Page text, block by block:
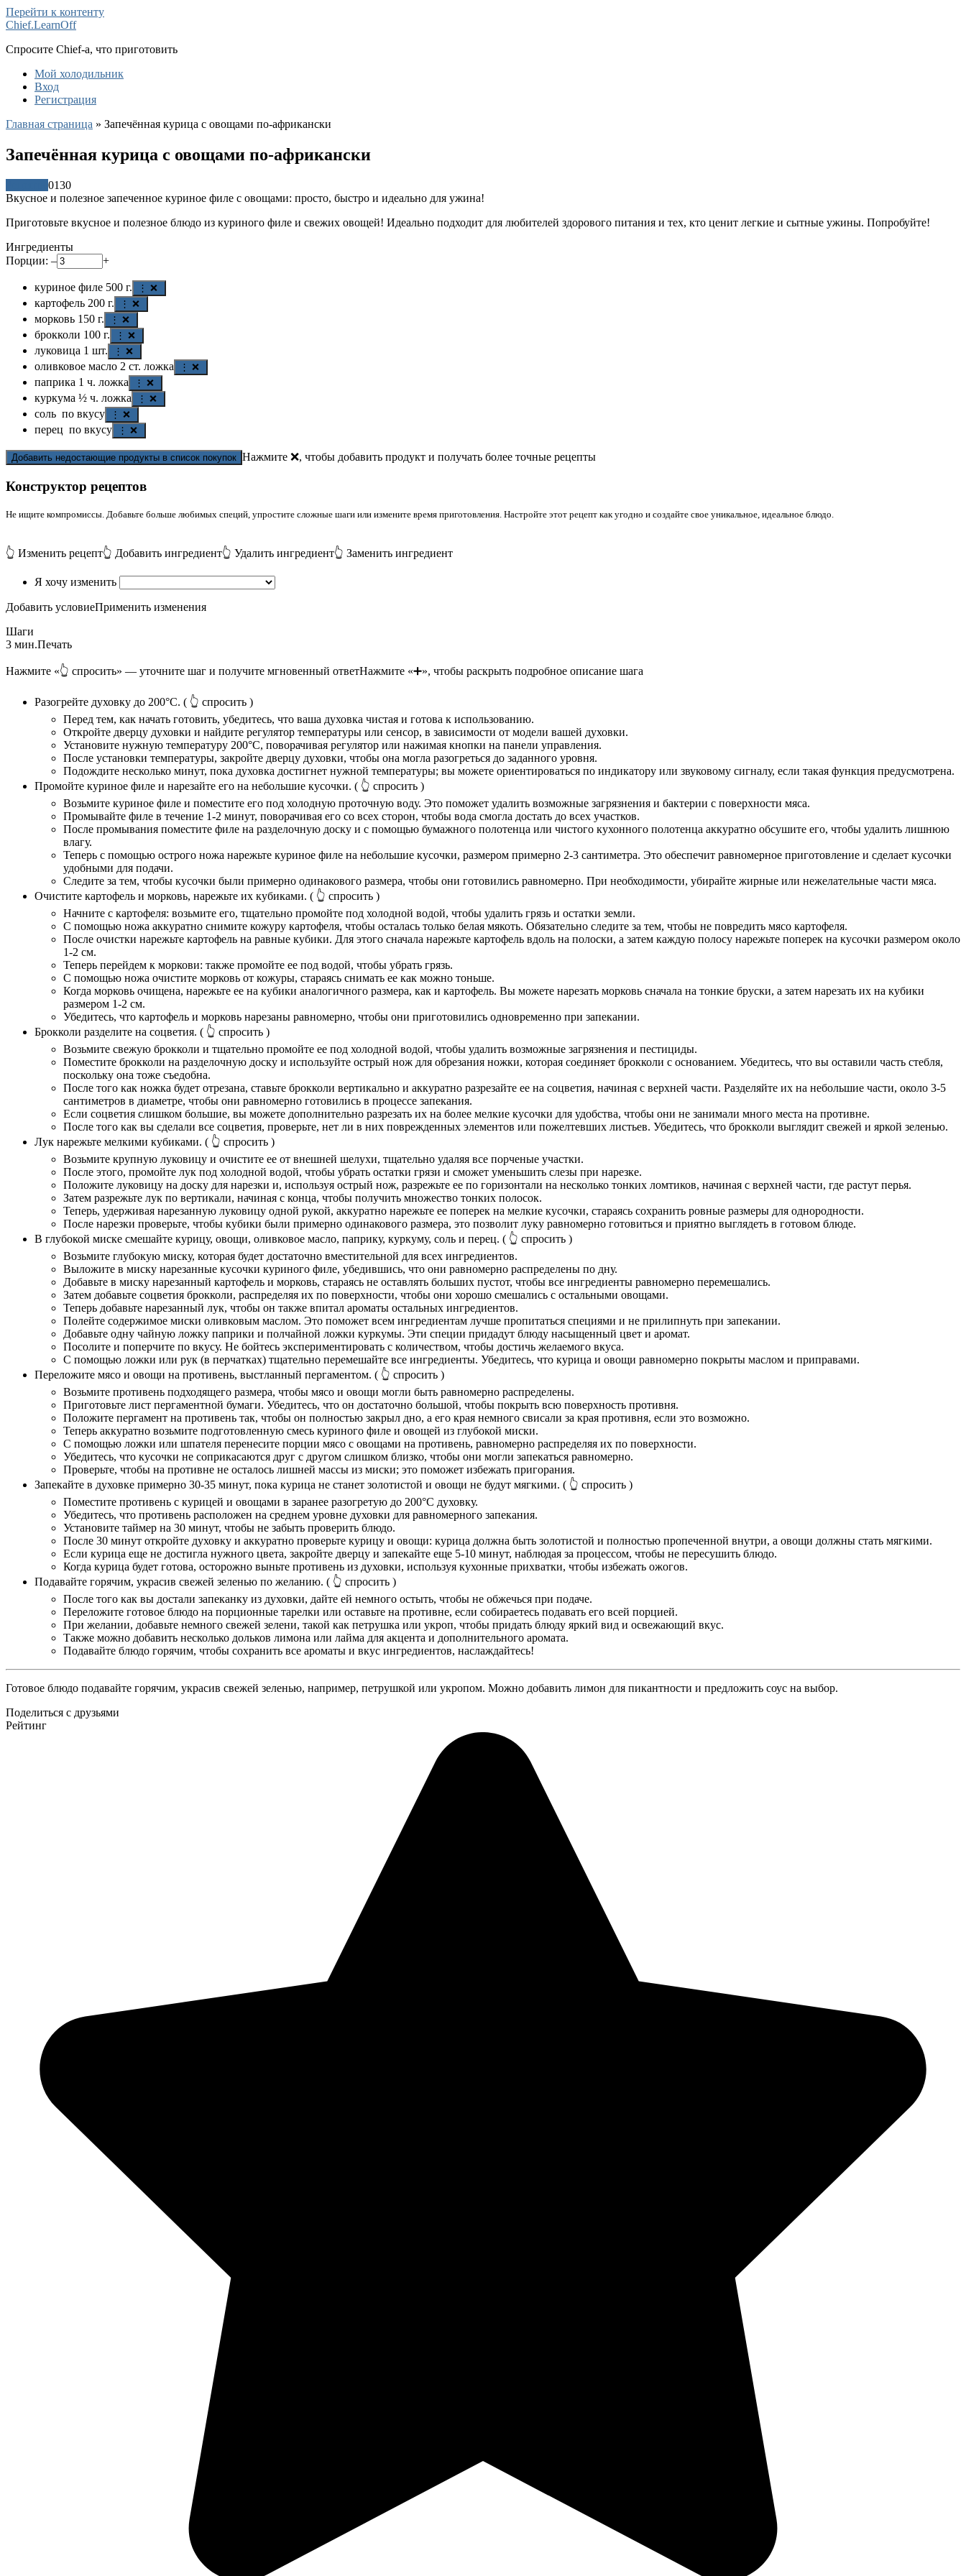
Перейти к контенту
Chief.LearnOff
Спросите Chief-а, что приготовить
Мой холодильник
Вход
Регистрация
Главная страница » Запечённая курица с овощами по-африкански
Запечённая курица с овощами по-африкански
0130
Вкусное и полезное запеченное куриное филе с овощами: просто, быстро и идеально для ужина!
Приготовьте вкусное и полезное блюдо из куриного филе и свежих овощей! Идеально подходит для любителей здорового питания и тех, кто ценит легкие и сытные ужины. Попробуйте!
Ингредиенты
Порции: – +
куриное филе 500 г. ⋮ ❌
картофель 200 г. ⋮ ❌
морковь 150 г. ⋮ ❌
брокколи 100 г. ⋮ ❌
луковица 1 шт. ⋮ ❌
оливковое масло 2 ст. ложка ⋮ ❌
паприка 1 ч. ложка ⋮ ❌
куркума ½ ч. ложка ⋮ ❌
соль по вкусу ⋮ ❌
перец по вкусу ⋮ ❌
Добавить недостающие продукты в список покупок Нажмите ❌, чтобы добавить продукт и получать более точные рецепты
Конструктор рецептов
Не ищите компромиссы. Добавьте больше любимых специй, упростите сложные шаги или измените время приготовления. Настройте этот рецепт как угодно и создайте свое уникальное, идеальное блюдо.
👆 Изменить рецепт👆 Добавить ингредиент👆 Удалить ингредиент👆 Заменить ингредиент
Я хочу изменить
Добавить условиеПрименить изменения
Шаги
3 мин.Печать
Нажмите «👆 спросить» — уточните шаг и получите мгновенный ответНажмите «➕», чтобы раскрыть подробное описание шага
Разогрейте духовку до 200°C. ( 👆 спросить )
Перед тем, как начать готовить, убедитесь, что ваша духовка чистая и готова к использованию.
Откройте дверцу духовки и найдите регулятор температуры или сенсор, в зависимости от модели вашей духовки.
Установите нужную температуру 200°C, поворачивая регулятор или нажимая кнопки на панели управления.
После установки температуры, закройте дверцу духовки, чтобы она могла разогреться до заданного уровня.
Подождите несколько минут, пока духовка достигнет нужной температуры; вы можете ориентироваться по индикатору или звуковому сигналу, если такая функция предусмотрена.
Промойте куриное филе и нарезайте его на небольшие кусочки. ( 👆 спросить )
Возьмите куриное филе и поместите его под холодную проточную воду. Это поможет удалить возможные загрязнения и бактерии с поверхности мяса.
Промывайте филе в течение 1-2 минут, поворачивая его со всех сторон, чтобы вода смогла достать до всех участков.
После промывания поместите филе на разделочную доску и с помощью бумажного полотенца или чистого кухонного полотенца аккуратно обсушите его, чтобы удалить лишнюю
влагу.
Теперь с помощью острого ножа нарежьте куриное филе на небольшие кусочки, размером примерно 2-3 сантиметра. Это обеспечит равномерное приготовление и сделает кусочки
удобными для подачи.
Следите за тем, чтобы кусочки были примерно одинакового размера, чтобы они готовились равномерно. При необходимости, убирайте жирные или нежелательные части мяса.
Очистите картофель и морковь, нарежьте их кубиками. ( 👆 спросить )
Начните с картофеля: возьмите его, тщательно промойте под холодной водой, чтобы удалить грязь и остатки земли.
С помощью ножа аккуратно снимите кожуру картофеля, чтобы осталась только белая мякоть. Обязательно следите за тем, чтобы не повредить мясо картофеля.
После очистки нарежьте картофель на равные кубики. Для этого сначала нарежьте картофель вдоль на полоски, а затем каждую полосу нарежьте поперек на кусочки размером около
1-2 см.
Теперь перейдем к моркови: также промойте ее под водой, чтобы убрать грязь.
С помощью ножа очистите морковь от кожуры, стараясь снимать ее как можно тоньше.
Когда морковь очищена, нарежьте ее на кубики аналогичного размера, как и картофель. Вы можете нарезать морковь сначала на тонкие бруски, а затем нарезать их на кубики
размером 1-2 см.
Убедитесь, что картофель и морковь нарезаны равномерно, чтобы они приготовились одновременно при запекании.
Брокколи разделите на соцветия. ( 👆 спросить )
Возьмите свежую брокколи и тщательно промойте ее под холодной водой, чтобы удалить возможные загрязнения и пестициды.
Поместите брокколи на разделочную доску и используйте острый нож для обрезания ножки, которая соединяет брокколи с основанием. Убедитесь, что вы оставили часть стебля,
поскольку она тоже съедобна.
После того как ножка будет отрезана, ставьте брокколи вертикально и аккуратно разрезайте ее на соцветия, начиная с верхней части. Разделяйте их на небольшие части, около 3-5
сантиметров в диаметре, чтобы они равномерно готовились в процессе запекания.
Если соцветия слишком большие, вы можете дополнительно разрезать их на более мелкие кусочки для удобства, чтобы они не занимали много места на противне.
После того как вы сделали все соцветия, проверьте, нет ли в них поврежденных элементов или пожелтевших листьев. Убедитесь, что брокколи выглядит свежей и яркой зеленью.
Лук нарежьте мелкими кубиками. ( 👆 спросить )
Возьмите крупную луковицу и очистите ее от внешней шелухи, тщательно удаляя все порченые участки.
После этого, промойте лук под холодной водой, чтобы убрать остатки грязи и сможет уменьшить слезы при нарезке.
Положите луковицу на доску для нарезки и, используя острый нож, разрежьте ее по горизонтали на несколько тонких ломтиков, начиная с верхней части, где растут перья.
Затем разрежьте лук по вертикали, начиная с конца, чтобы получить множество тонких полосок.
Теперь, удерживая нарезанную луковицу одной рукой, аккуратно нарежьте ее поперек на мелкие кусочки, стараясь сохранить ровные размеры для однородности.
После нарезки проверьте, чтобы кубики были примерно одинакового размера, это позволит луку равномерно готовиться и приятно выглядеть в готовом блюде.
В глубокой миске смешайте курицу, овощи, оливковое масло, паприку, куркуму, соль и перец. ( 👆 спросить )
Возьмите глубокую миску, которая будет достаточно вместительной для всех ингредиентов.
Выложите в миску нарезанные кусочки куриного филе, убедившись, что они равномерно распределены по дну.
Добавьте в миску нарезанный картофель и морковь, стараясь не оставлять больших пустот, чтобы все ингредиенты равномерно перемешались.
Затем добавьте соцветия брокколи, распределяя их по поверхности, чтобы они хорошо смешались с остальными овощами.
Теперь добавьте нарезанный лук, чтобы он также впитал ароматы остальных ингредиентов.
Полейте содержимое миски оливковым маслом. Это поможет всем ингредиентам лучше пропитаться специями и не прилипнуть при запекании.
Добавьте одну чайную ложку паприки и полчайной ложки куркумы. Эти специи придадут блюду насыщенный цвет и аромат.
Посолите и поперчите по вкусу. Не бойтесь экспериментировать с количеством, чтобы достичь желаемого вкуса.
С помощью ложки или рук (в перчатках) тщательно перемешайте все ингредиенты. Убедитесь, что курица и овощи равномерно покрыты маслом и приправами.
Переложите мясо и овощи на противень, выстланный пергаментом. ( 👆 спросить )
Возьмите противень подходящего размера, чтобы мясо и овощи могли быть равномерно распределены.
Приготовьте лист пергаментной бумаги. Убедитесь, что он достаточно большой, чтобы покрыть всю поверхность противня.
Положите пергамент на противень так, чтобы он полностью закрыл дно, а его края немного свисали за края противня, если это возможно.
Теперь аккуратно возьмите подготовленную смесь куриного филе и овощей из глубокой миски.
С помощью ложки или шпателя перенесите порции мясо с овощами на противень, равномерно распределяя их по поверхности.
Убедитесь, что кусочки не соприкасаются друг с другом слишком близко, чтобы они могли запекаться равномерно.
Проверьте, чтобы на противне не осталось лишней массы из миски; это поможет избежать пригорания.
Запекайте в духовке примерно 30-35 минут, пока курица не станет золотистой и овощи не будут мягкими. ( 👆 спросить )
Поместите противень с курицей и овощами в заранее разогретую до 200°C духовку.
Убедитесь, что противень расположен на среднем уровне духовки для равномерного запекания.
Установите таймер на 30 минут, чтобы не забыть проверить блюдо.
После 30 минут откройте духовку и аккуратно проверьте курицу и овощи: курица должна быть золотистой и полностью пропеченной внутри, а овощи должны стать мягкими.
Если курица еще не достигла нужного цвета, закройте дверцу и запекайте еще 5-10 минут, наблюдая за процессом, чтобы не пересушить блюдо.
Когда курица будет готова, осторожно выньте противень из духовки, используя кухонные прихватки, чтобы избежать ожогов.
Подавайте горячим, украсив свежей зеленью по желанию. ( 👆 спросить )
После того как вы достали запеканку из духовки, дайте ей немного остыть, чтобы не обжечься при подаче.
Переложите готовое блюдо на порционные тарелки или оставьте на противне, если собираетесь подавать его всей порцией.
При желании, добавьте немного свежей зелени, такой как петрушка или укроп, чтобы придать блюду яркий вид и освежающий вкус.
Также можно добавить несколько дольков лимона или лайма для акцента и дополнительного аромата.
Подавайте блюдо горячим, чтобы сохранить все ароматы и вкус ингредиентов, наслаждайтесь!
Готовое блюдо подавайте горячим, украсив свежей зеленью, например, петрушкой или укропом. Можно добавить лимон для пикантности и предложить соус на выбор.
Поделиться с друзьями
Рейтинг